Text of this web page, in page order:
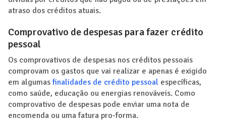
atraso dos créditos atuais.
Comprovativo de despesas para fazer crédito
pessoal
Os comprovativos de despesas nos créditos pessoais
comprovam os gastos que vai realizar e apenas é exigido
em algumasfinalidades de crédito pessoal específicas,
como saúde, educação ou energias renováveis. Como
comprovativo de despesas pode enviar uma nota de
encomenda ou uma fatura pro-forma.